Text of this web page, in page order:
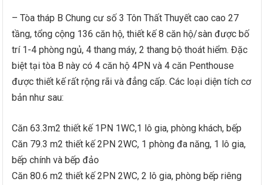
– Tòa tháp B Chung cư số 3 Tôn Thất Thuyết cao cao 27
tầng, tổng cộng 136 căn hộ, thiết kế 8 căn hộ/sàn được bố
trí 1-4 phòng ngủ, 4 thang máy, 2 thang bộ thoát hiểm. Đặc
biệt tại tòa B này có 4 căn hộ 4PN và 4 căn Penthouse
được thiết kế rất rộng rãi và đẳng cấp. Các loại diện tích cơ
bản như sau:
Căn 63.3m2 thiết kế 1PN 1WC,1 lô gia, phòng khách, bếp
Căn 79.3 m2 thiết kế 2PN 2WC, 1 phòng đa năng, 1 lô gia,
bếp chính và bếp đảo
Căn 80.6 m2 thiết kế 2PN 2WC, 2 lô gia, phòng bếp riêng